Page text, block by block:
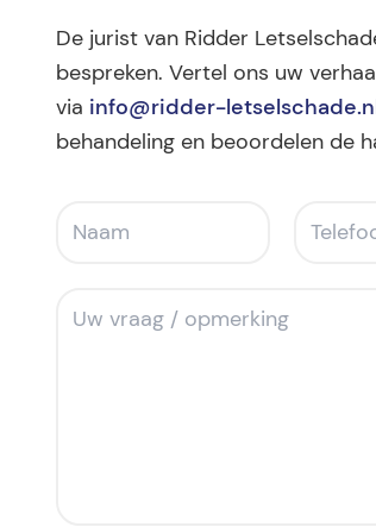
De jurist van Ridder
bespreken. Vertel ons uw
via info@ridder-
behandeling en beoordelen de